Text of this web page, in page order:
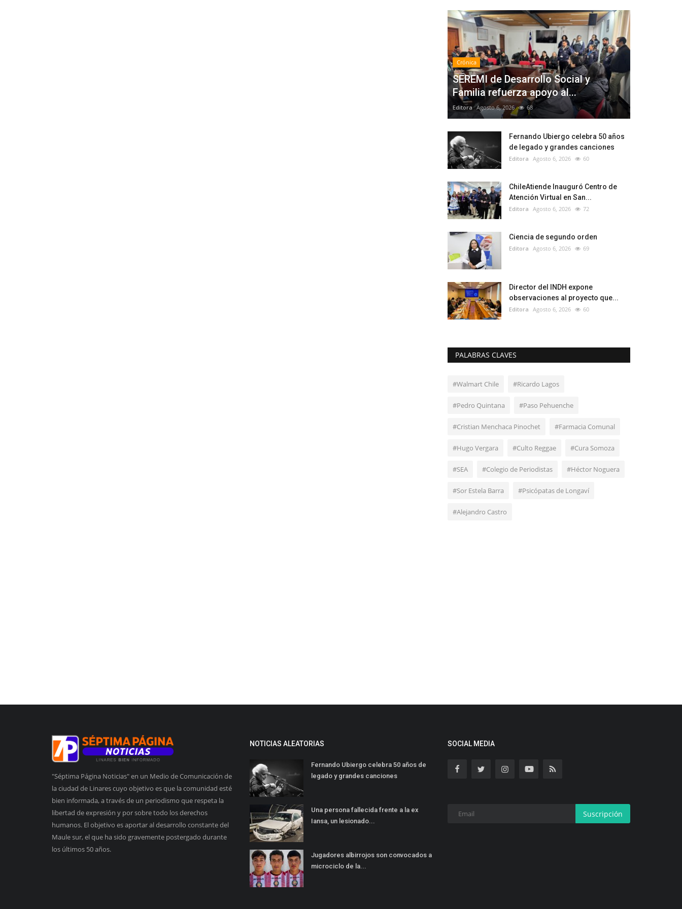
Crónica
SEREMI de Desarrollo Social y
Familia refuerza apoyo al...
Editora Agosto 6, 2026 68
Fernando Ubiergo celebra 50 años
de legado y grandes canciones
Editora Agosto 6, 2026 60
ChileAtiende Inauguró Centro de
Atención Virtual en San...
Editora Agosto 6, 2026 72
Ciencia de segundo orden
Editora Agosto 6, 2026 69
Director del INDH expone
observaciones al proyecto que...
Editora Agosto 6, 2026 60
PALABRAS CLAVES
#Walmart Chile #Ricardo Lagos
#Pedro Quintana #Paso Pehuenche
#Cristian Menchaca Pinochet #Farmacia Comunal
#Hugo Vergara #Culto Reggae #Cura Somoza
#SEA #Colegio de Periodistas #Héctor Noguera
#Sor Estela Barra #Psicópatas de Longaví
#Alejandro Castro
"Séptima Página Noticias" en un Medio de Comunicación de
la ciudad de Linares cuyo objetivo es que la comunidad esté
bien informada, a través de un periodismo que respeta la
libertad de expresión y por sobre todo los derechos
humanos. El objetivo es aportar al desarrollo constante del
Maule sur, el que ha sido gravemente postergado durante
los últimos 50 años.
NOTICIAS ALEATORIAS
Fernando Ubiergo celebra 50 años de
legado y grandes canciones
Una persona fallecida frente a la ex
Iansa, un lesionado...
Jugadores albirrojos son convocados a
microciclo de la...
SOCIAL MEDIA
Suscripción